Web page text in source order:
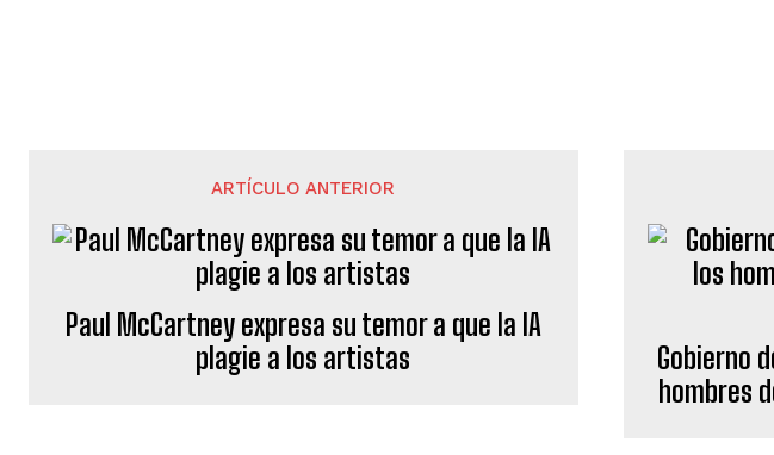
ARTÍCULO ANTERIOR
Paul McCartney expresa su temor a que la IA
plagie a los artistas
Gobierno
hombres